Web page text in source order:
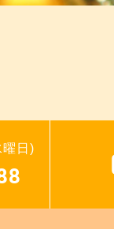
日)